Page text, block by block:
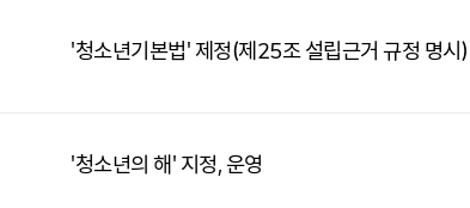
'청소년기본법' 제정(제25조 설립근거 규정 명시)
'청소년의 해' 지정, 운영